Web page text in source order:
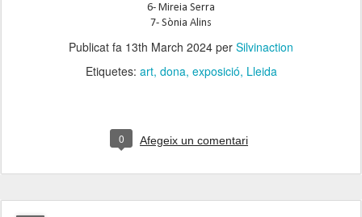
6- Mireia Serra
7- Sònia Alins
Publicat fa 13th March 2024 per Silvinaction
Etiquetes: art dona exposició Lleida
0 Afegeix un comentari